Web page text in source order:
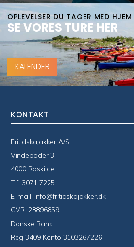
OPLEVELSER DU TAGER MED HJEM
SE VORES TURE HER
KALENDER
KONTAKT
Fritidskajakker A/S
Vindeboder 3
4000 Roskilde
Tlf.3071 7225
E-mail: info@fritidskajakker.dk
CVR. 28896859
Danske Bank
Reg 3409 Konto 3103267226